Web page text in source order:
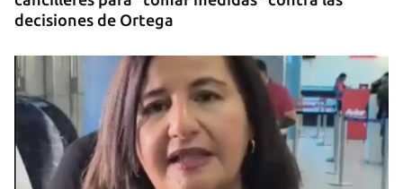
decisiones de Ortega